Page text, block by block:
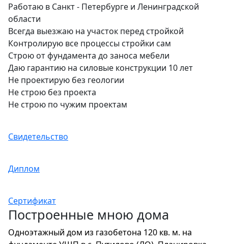
Работаю в Санкт - Петербурге и Ленинградской
области
Всегда выезжаю на участок перед стройкой
Контролирую все процессы стройки сам
Строю от фундамента до заноса мебели
Даю гарантию на силовые конструкции 10 лет
Не проектирую без геологии
Не строю без проекта
Не строю по чужим проектам
Свидетельство
Диплом
Сертификат
Построенные мною дома
Одноэтажный дом из газобетона 120 кв. м. на